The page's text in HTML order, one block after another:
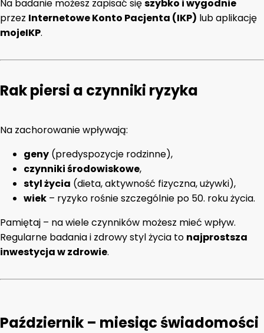
Na badanie możesz zapisać sięszybko i wygodnie
przez Internetowe Konto Pacjenta (IKP) lub aplikację
mojeIKP.
Rak piersi a czynniki ryzyka
Na zachorowanie wpływają:
geny (predyspozycje rodzinne),
czynniki środowiskowe,
styl życia (dieta, aktywność fizyczna, używki),
wiek – ryzyko rośnie szczególnie po 50. roku życia.
Pamiętaj – na wiele czynników możesz mieć wpływ.
Regularne badania i zdrowy styl życia to najprostsza
inwestycja w zdrowie.
Październik – miesiąc świadomości